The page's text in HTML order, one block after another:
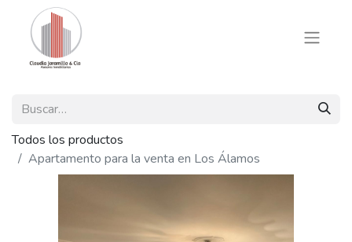
Todos los productos
Apartamento para la venta en Los Álamos